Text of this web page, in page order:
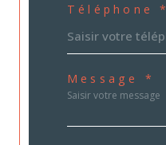
Téléphone *
Message *